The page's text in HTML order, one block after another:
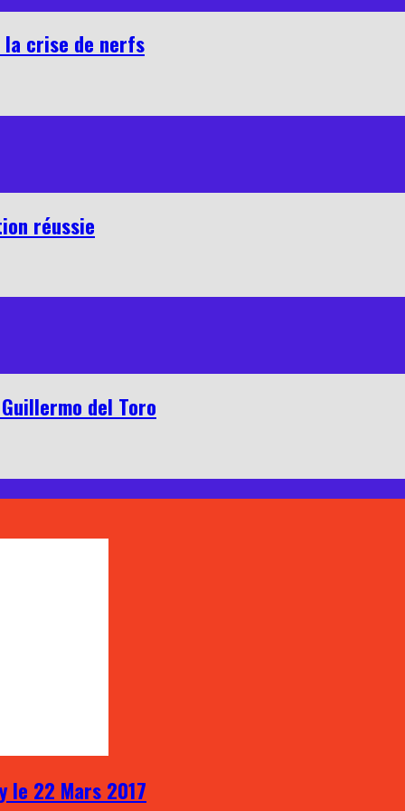
la crise de nerfs
réussie
del Toro
le 22 Mars 2017